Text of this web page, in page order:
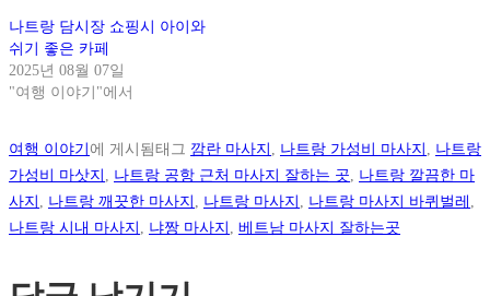
나트랑 담시장 쇼핑시 아이와
쉬기 좋은 카페
2025년 08월 07일
"여행 이야기"에서
여행 이야기에 게시됨태그 깜란 마사지 나트랑 가성비 마사지
나트랑
가성비 마삿지
나트랑 공항 근처 마사지 잘하는 곳
나트랑 깔끔한 마
사지
나트랑 깨끗한 마사지 나트랑 마사지 나트랑 마사지 바퀴벌레
나트랑 시내 마사지
냐짱 마사지 베트남 마사지 잘하는곳